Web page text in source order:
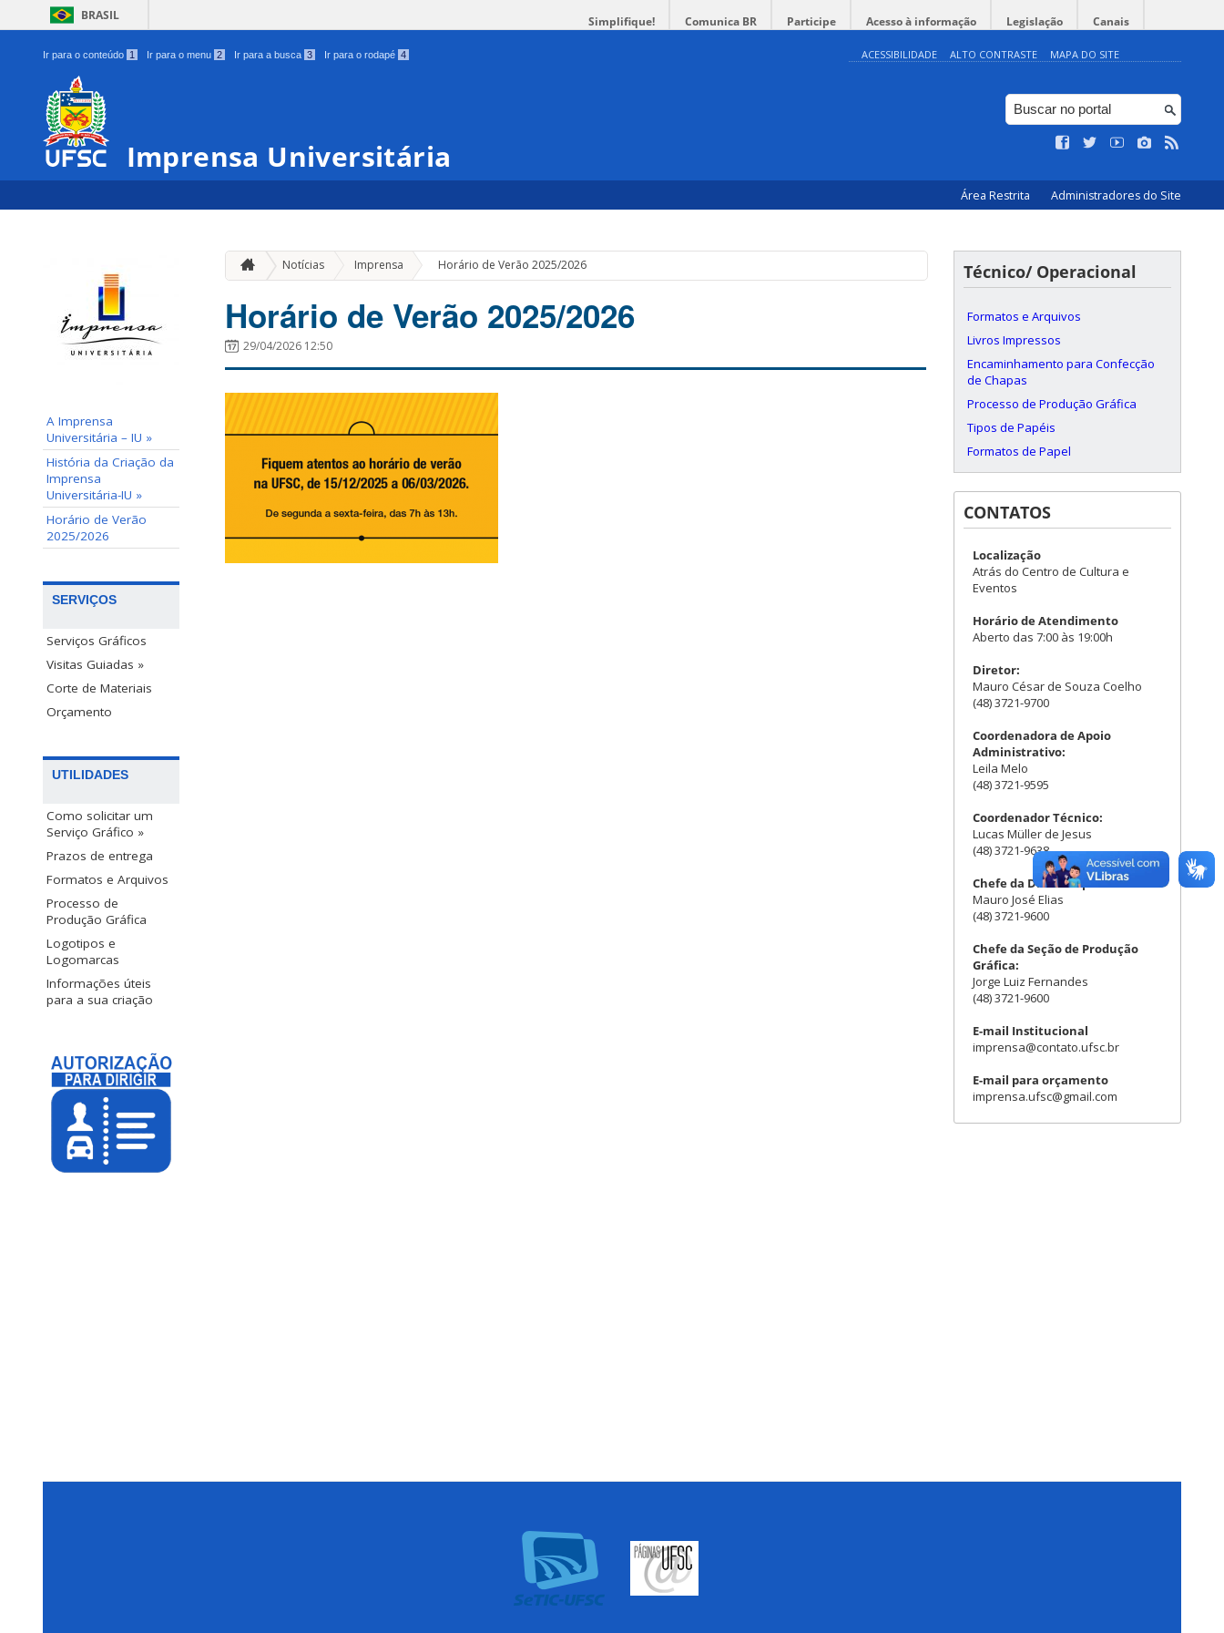
BRASIL Simplifique! Comunica BR Participe Acesso à informação Legislação Canais
Ir para o conteúdo 1 Ir para o menu 2 Ir para a busca 3 Ir para o rodapé 4 ACESSIBILIDADE ALTO CONTRASTE MAPA DO SITE
Imprensa Universitária
Área Restrita Administradores do Site
A Imprensa
Universitária – IU »
História da Criação da
Imprensa
Universitária-IU »
Horário de Verão
2025/2026
SERVIÇOS
Serviços Gráficos
Visitas Guiadas »
Corte de Materiais
Orçamento
UTILIDADES
Como solicitar um
Serviço Gráfico »
Prazos de entrega
Formatos e Arquivos
Processo de
Produção Gráfica
Logotipos e
Logomarcas
Informações úteis
para a sua criação
Notícias Imprensa » Horário de Verão 2025/2026
Horário de Verão 2025/2026
29/04/2026 12:50
Técnico/ Operacional
Formatos e Arquivos
Livros Impressos
Encaminhamento para Confecção
de Chapas
Processo de Produção Gráfica
Tipos de Papéis
Formatos de Papel
CONTATOS
Localização
Atrás do Centro de Cultura e
Eventos
Horário de Atendimento
Aberto das 7:00 às 19:00h
Diretor:
Mauro César de Souza Coelho
(48) 3721-9700
Coordenadora de Apoio
Administrativo:
Leila Melo
(48) 3721-9595
Coordenador Técnico:
Lucas Müller de Jesus
(48) 3721-9638
Chefe da Divisão Operacional:
Mauro José Elias
(48) 3721-9600
Chefe da Seção de Produção
Gráfica:
Jorge Luiz Fernandes
(48) 3721-9600
E-mail Institucional
imprensa@contato.ufsc.br
E-mail para orçamento
imprensa.ufsc@gmail.com